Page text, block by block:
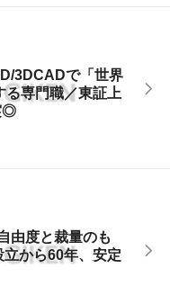
3DCADで「世界
る専門職／東証上
◎
由度と裁量のも
から60年、安定